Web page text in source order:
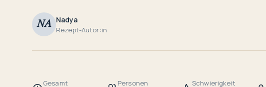
NA Nadya
Rezept-Autor:in
Gesamt
Personen
Schwierigkeit